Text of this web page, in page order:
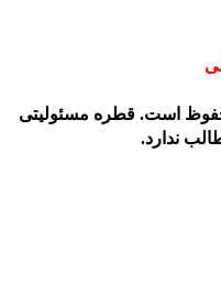
است. قطره مسئولیتی
ندارد.